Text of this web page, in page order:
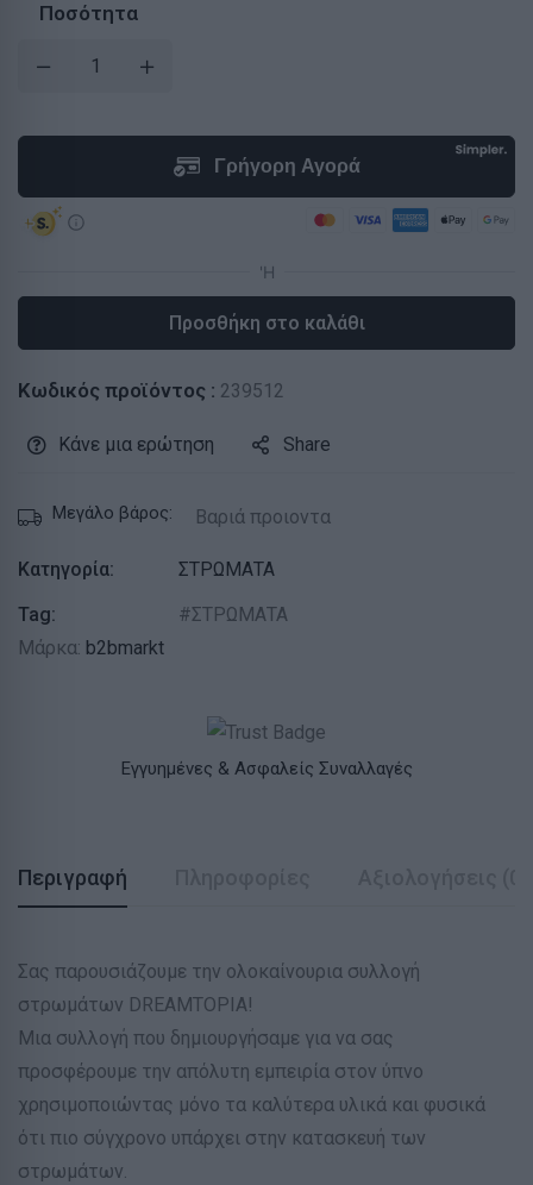
Ποσότητα
Προσθήκη στο καλάθι
Κωδικός προϊόντος : 239512
Κάνε μια ερώτηση Share
Μεγάλο βάρος: Βαριά προιοντα
Κατηγορία:
ΣΤΡΩΜΑΤΑ
Tag:
ΣΤΡΩΜΑΤΑ
Μάρκα: b2bmarkt
Εγγυημένες & Ασφαλείς Συναλλαγές
Περιγραφή
Σας παρουσιάζουμε την ολοκαίνουρια συλλογή
στρωμάτων DREAMTOPIA!
Μια συλλογή που δημιουργήσαμε για να σας
προσφέρουμε την απόλυτη εμπειρία στον ύπνο
χρησιμοποιώντας μόνο τα καλύτερα υλικά και φυσικά
ότι πιο σύγχρονο υπάρχει στην κατασκευή των
στρωμάτων.